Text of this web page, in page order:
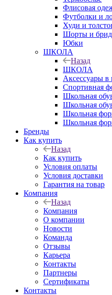
Флисовая
Футболки и
Худи и
Шорты и
Юбки
ШКОЛА
Назад
ШКОЛА
Аксессуары в
Спортивная
Школьная
Школьная
Школьная
Школьная
Бренды
Как купить
Назад
Как купить
Условия оплаты
Условия доставки
Гарантия на товар
Компания
Назад
Компания
О компании
Новости
Команда
Отзывы
Карьера
Контакты
Партнеры
Сертификаты
Контакты